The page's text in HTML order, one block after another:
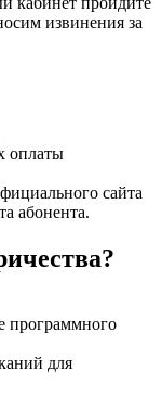
извинения за
оплаты
сайта
абонента.
программного
для